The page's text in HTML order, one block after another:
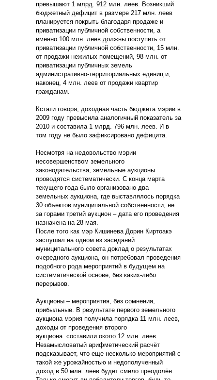
превышают 1 млрд. 912 млн. леев. Возникший
бюджетный дефицит в размере 217 млн. леев
планируется покрыть благодаря продаже и
приватизации публичной собственности, а
именно 100 млн. леев должны поступить от
приватизации публичной собственности, 15 млн.
от продажи нежилых помещений, 98 млн. от
приватизации публичных земель
административно-территориальных единиц и,
наконец, 4 млн. леев от продажи квартир
гражданам.
Кстати говоря, доходная часть бюджета мэрии в
2009 году превысила аналогичный показатель за
2010 и составила 1 млрд. 796 млн. леев. И в
том году не было зафиксировано дефицита.
Несмотря на недовольство мэрии
несовершенством земельного
законодательства, земельные аукционы
проводятся систематически. С конца марта
текущего года было организовано два
земельных аукциона, где выставлялось порядка
30 объектов муниципальной собственности, не
за горами третий аукцион – дата его проведения
назначена на 28 мая.
После того как мэр Кишинева Дорин Киртоакэ
заслушал на одном из заседаний
муниципального совета доклад о результатах
очередного аукциона, он потребовал проведения
подобного рода мероприятий в будущем на
систематической основе, без каких-либо
перерывов.
Аукционы – мероприятия, без сомнения,
прибыльные. В результате первого земельного
аукциона мэрия получила порядка 11 млн. леев,
доходы от проведения второго
аукциона составили около 12 млн. леев.
Незамысловатый арифметический расчёт
подсказывает, что еще несколько мероприятий с
такой же урожайностью и недополученный
доход в 50 млн. леев будет смело преодолён.